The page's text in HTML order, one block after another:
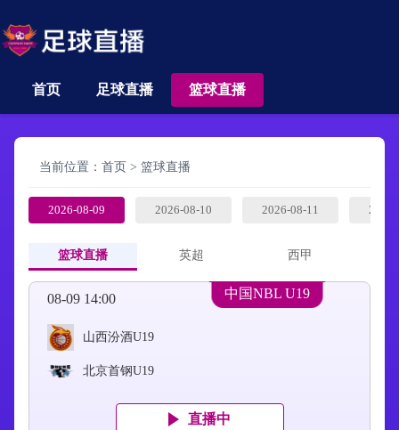
首页 足球直播 篮球直播
当前位置： 首页 > 篮球直播
2026-08-09 2026-08-10 2026-08-11
篮球直播 英超 西甲
08-09 14:00 中国NBL U19
山西汾酒U19
北京首钢U19
直播中